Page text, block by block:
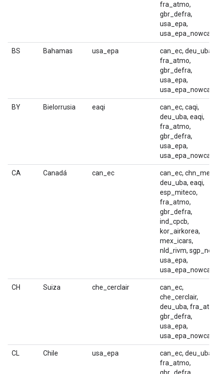
fra_atmo,
gbr_defra,
usa_epa,
usa_epa_nowcast
BS Bahamas usa_epa
can_ec, deu_uba,
fra_atmo,
gbr_defra,
usa_epa,
usa_epa_nowcast
BY Bielorrusia eaqi
can_ec, caqi,
deu_uba, eaqi,
fra_atmo,
gbr_defra,
usa_epa,
usa_epa_nowcast
CA Canadá can_ec
can_ec, chn_mep,
deu_uba, eaqi,
esp_miteco,
fra_atmo,
gbr_defra,
ind_cpcb,
kor_airkorea,
mex_icars,
nld_rivm, sgp_nea,
usa_epa,
usa_epa_nowcast
CH Suiza che_cerclair
can_ec,
che_cerclair,
deu_uba,
gbr_defra,
usa_epa,
usa_epa_nowcast
CL Chile usa_epa
can_ec, deu_uba,
fra_atmo,